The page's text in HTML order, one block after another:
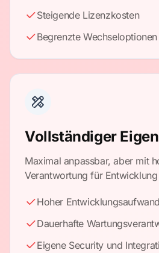
Steigende Lizenzkosten
Begrenzte Wechseloptionen
Vollständiger
Maximal anpassbar, aber mit
Verantwortung für
Hoher Entwicklungsaufwand
Dauerhafte
Eigene Security und